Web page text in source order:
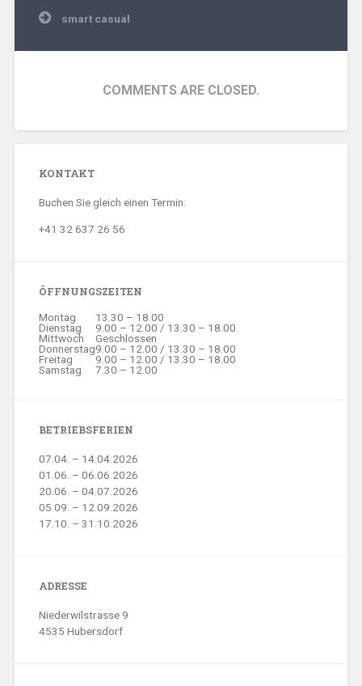
smart casual
COMMENTS ARE CLOSED.
KONTAKT
Buchen Sie gleich einen Termin:
+41 32 637 26 56
ÖFFNUNGSZEITEN
Montag
13.30 – 18.00
Dienstag
9.00 – 12.00 / 13.30 – 18.00
Mittwoch
Geschlossen
Donnerstag9.00 – 12.00 / 13.30 – 18.00
Freitag
9.00 – 12.00 / 13.30 – 18.00
Samstag
7.30 – 12.00
BETRIEBSFERIEN
07.04. – 14.04.2026
01.06. – 06.06.2026
20.06. – 04.07.2026
05.09. – 12.09.2026
17.10. – 31.10.2026
ADRESSE
Niederwilstrasse 9
4535 Hubersdorf